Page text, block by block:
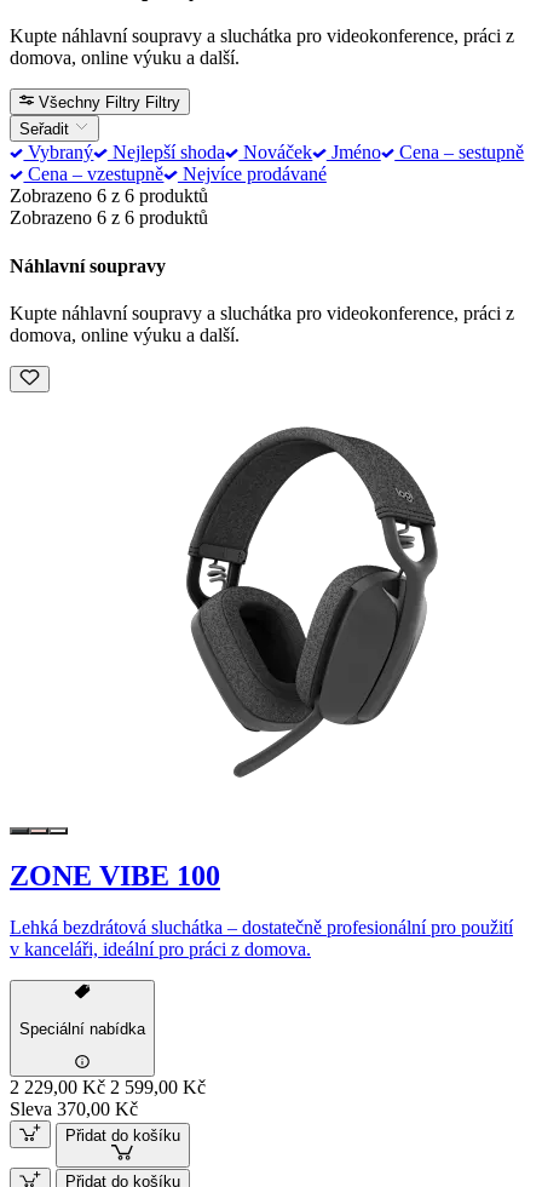
Kupte náhlavní soupravy a sluchátka pro videokonference, práci z
domova, online výuku a další.
Všechny Filtry Filtry
Seřadit
Vybraný Nejlepší shoda Nováček Jméno
Cena – sestupně
Cena – vzestupně
Nejvíce prodávané
Zobrazeno 6 z 6 produktů
Zobrazeno 6 z 6 produktů
Náhlavní soupravy
Kupte náhlavní soupravy a sluchátka pro videokonference, práci z
domova, online výuku a další.
ZONE VIBE 100
Lehká bezdrátová sluchátka – dostatečně profesionální pro použití
v kanceláři, ideální pro práci z domova.
Speciální nabídka
2 229,00 Kč 2 599,00 Kč
Sleva 370,00 Kč
Přidat do košíku
Přidat do košíku